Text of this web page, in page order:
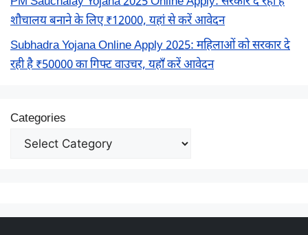
शौचालय बनाने के लिए ₹12000, यहां से करें आवेदन
Subhadra Yojana Online Apply 2025: महिलाओं को सरकार दे
रही है ₹50000 का गिफ्ट वाउचर, यहाँ करें आवेदन
Categories